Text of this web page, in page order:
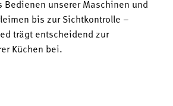
Bedienen unserer Maschinen und
bis zur Sichtkontrolle –
trägt entscheidend zur
Küchen bei.